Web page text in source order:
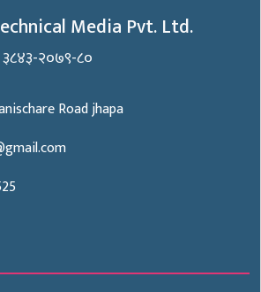
Media Pvt. Ltd.
३८४३-२०७९-८०
Road jhapa